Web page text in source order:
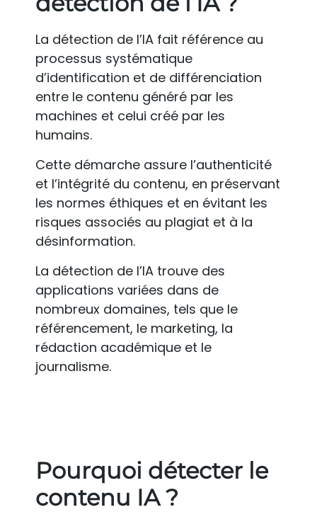
La détection de l’IA fait référence au
processus systématique
d’identification et de différenciation
entre le contenu généré par les
machines et celui créé par les
humains.
Cette démarche assure l’authenticité
et l’intégrité du contenu, en préservant
les normes éthiques et en évitant les
risques associés au plagiat et à la
désinformation.
La détection de l’IA trouve des
applications variées dans de
nombreux domaines, tels que le
référencement, le marketing, la
rédaction académique et le
journalisme.
Pourquoi détecter le
contenu IA ?